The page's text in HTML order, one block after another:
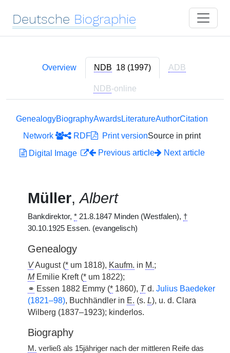
Deutsche Biographie
Overview NDB 18 (1997) ADB
NDB-online
GenealogyBiographyAwardsLiteratureAuthorCitation
Network
RDF Print versionSource in print
Digital Image
Previous article Next article
Müller,Albert
Bankdirektor, * 21.8.1847 Minden (Westfalen), †
30.10.1925 Essen. (evangelisch)
Genealogy
VAugust (* um 1818), Kaufm. in M.;
MEmilie Kreft (* um 1822);
⚭ Essen 1882 Emmy (* 1860), Td. Julius Baedeker
(1821–98), Buchhändler in E. (s. L), u. d. Clara
Wilberg (1837–1923); kinderlos.
Biography
M. verließ als 15jähriger nach der mittleren Reife das